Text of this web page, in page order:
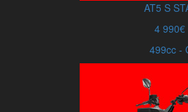
AT5 S
4 990€
499cc -